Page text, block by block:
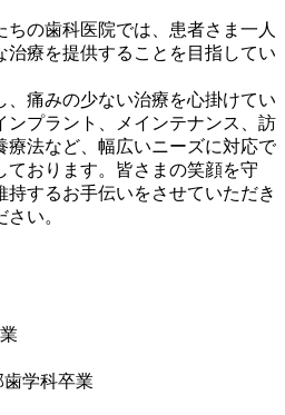
の歯科医院では、患者さま一人
治療を提供することを目指してい
、痛みの少ない治療を心掛けてい
ンプラント、メインテナンス、訪
療法など、幅広いニーズに対応で
ております。皆さまの笑顔を守
持するお手伝いをさせていただき
い。
学科卒業